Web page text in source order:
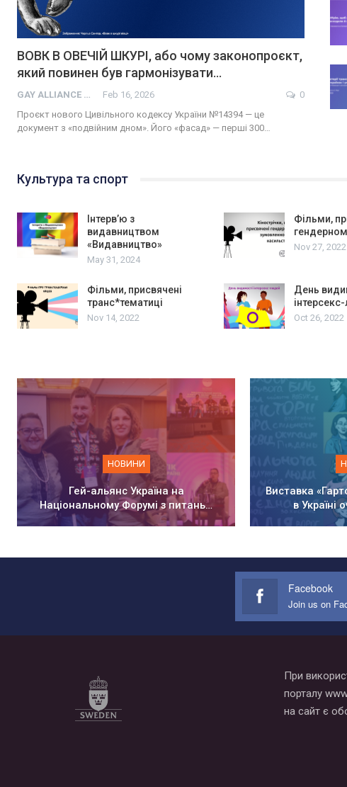
ВОВК В ОВЕЧІЙ ШКУРІ, або чому законопроєкт,
який повинен був гармонізувати…
GAY ALLIANCE UKRAINE Feb 16, 2026
0
Проєкт нового Цивільного кодексу України №14394 — це
документ з «подвійним дном». Його «фасад» — перші 300…
Культура та спорт
Інтерв’ю з
видавництвом
«Видавництво»
May 31, 2024
Фільми,
Nov 27, 2022
Фільми, присвячені
транс*тематиці
Nov 14, 2022
День
Oct 26, 2022
НОВИНИ
Гей-альянс Україна на
Національному Форумі з питань…
Виставка
в Україні
Facebook
Join us on
При
порталу
на сайт є